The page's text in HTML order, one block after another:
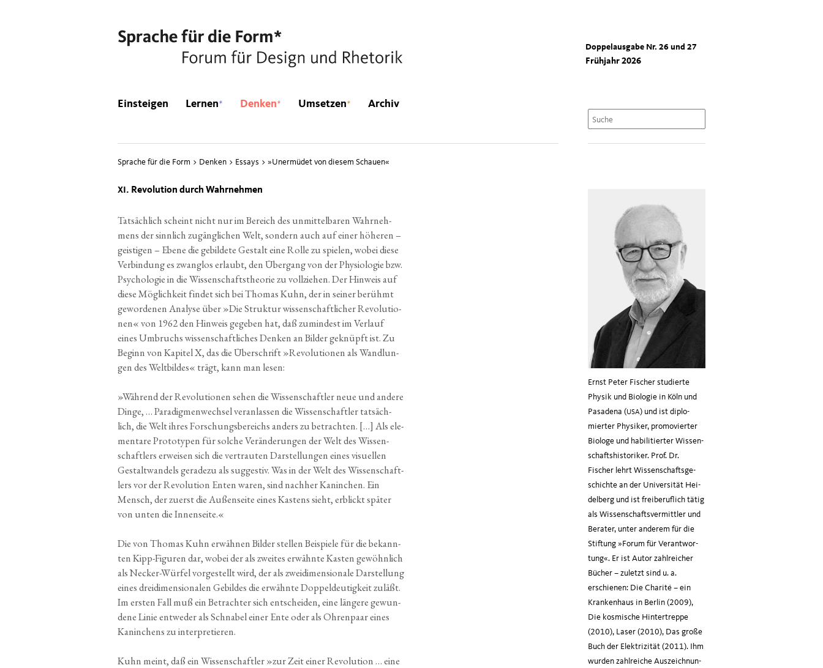
Einsteigen Lernen* Denken* Umsetzen* Archiv
Doppelausgabe Nr. 26 und 27
Frühjahr 2026
Sprache für die Form > Denken > Essays > »Unermüdet von diesem Schauen«
XI. Revo­lu­ti­on durch Wahrnehmen
Tat­säch­lich scheint nicht nur im Bereich des unmit­tel­ba­ren Wahr­neh­
mens der sinn­lich zugäng­li­chen Welt, son­dern auch auf einer höhe­ren –
geis­ti­gen – Ebe­ne die gebil­de­te Gestalt eine Rol­le zu spie­len, wobei die­se
Ver­bin­dung es zwang­los erlaubt, den Über­gang von der Phy­sio­lo­gie bzw.
Psy­cho­lo­gie in die Wis­sen­schafts­theo­rie zu voll­zie­hen. Der Hin­weis auf
die­se Mög­lich­keit fin­det sich bei Tho­mas Kuhn, der in sei­ner berühmt
gewor­de­nen Ana­ly­se über »Die Struk­tur wis­sen­schaft­li­cher Revo­lu­tio­
nen« von 1962 den Hin­weis gege­ben hat, daß zumin­dest im Ver­lauf
eines Umbruchs wis­sen­schaft­li­ches Den­ken an Bil­der geknüpft ist. Zu
Beginn von Kapi­tel X, das die Über­schrift »Revo­lu­tio­nen als Wand­lun­
gen des Welt­bil­des« trägt, kann man lesen:
»Wäh­rend der Revo­lu­tio­nen sehen die Wis­sen­schaft­ler neue und ande­re
Din­ge, … Para­dig­men­wech­sel ver­an­las­sen die Wis­sen­schaft­ler tat­säch­
lich, die Welt ihres For­schungs­be­reichs anders zu betrach­ten. […] Als ele­
men­ta­re Pro­to­ty­pen für sol­che Ver­än­de­run­gen der Welt des Wis­sen­
schaft­lers erwei­sen sich die ver­trau­ten Dar­stel­lun­gen eines visu­el­len
Gestalt­wan­dels gera­de­zu als sug­ges­tiv. Was in der Welt des Wis­sen­schaft­
lers vor der Revo­lu­ti­on Enten waren, sind nach­her Kanin­chen. Ein
Mensch, der zuerst die Außen­sei­te eines Kas­tens sieht, erblickt spä­ter
von unten die Innenseite.«
Die von Tho­mas Kuhn erwäh­nen Bil­der stel­len Bei­spie­le für die bekann­
ten Kipp-Figu­ren dar, wobei der als zwei­tes erwähn­te Kas­ten gewöhn­lich
als Necker-Wür­fel vor­ge­stellt wird, der als zwei­di­men­sio­na­le Dar­stel­lung
eines drei­di­men­sio­na­len Gebil­des die erwähn­te Dop­pel­deu­tig­keit zuläßt.
Im ers­ten Fall muß ein Betrach­ter sich ent­schei­den, eine län­ge­re gewun­
de­ne Linie ent­we­der als Schna­bel einer Ente oder als Ohren­paar eines
Kanin­chens zu interpretieren.
Kuhn meint, daß ein Wis­sen­schaft­ler »zur Zeit einer Revo­lu­ti­on … eine
Ernst Peter Fischer stu­dier­te
Phy­sik und Bio­lo­gie in Köln und
Pasa­de­na (USA) und ist diplo­
mier­ter Phy­si­ker, pro­mo­vier­ter
Bio­lo­ge und habi­li­tier­ter Wis­sen­
schafts­his­to­ri­ker. Prof. Dr.
Fischer lehrt Wis­sen­schafts­ge­
schich­te an der Uni­ver­si­tät Hei­
del­berg und ist frei­be­ruf­lich tätig
als Wis­sen­schafts­ver­mitt­ler und
Bera­ter, unter ande­rem für die
Stif­tung »Forum für Ver­ant­wor­
tung«. Er ist Autor zahl­rei­cher
Bücher – zuletzt sind u. a.
erschie­nen: Die Cha­ri­té – ein
Kranken­haus in Ber­lin (2009),
Die kos­mi­sche Hin­ter­trep­pe
(2010), Laser (2010), Das gro­ße
Buch der Elek­tri­zi­tät (2011). Ihm
wur­den zahl­rei­che Aus­zeich­nun­